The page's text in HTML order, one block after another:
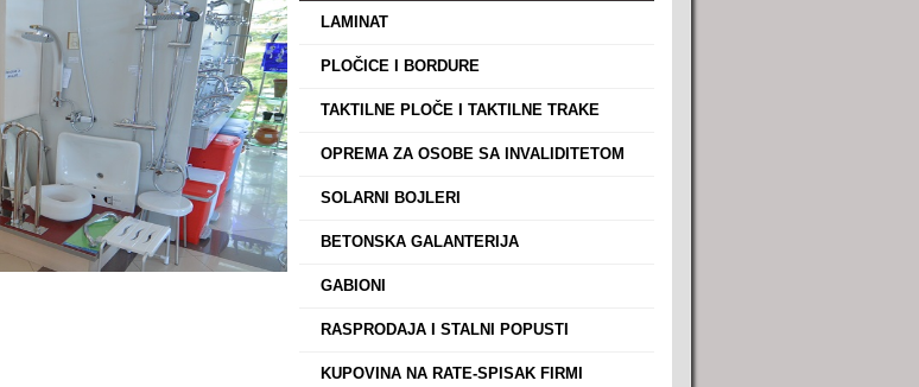
LAMINAT
PLOČICE I BORDURE
TAKTILNE PLOČE I TAKTILNE TRAKE
OPREMA ZA OSOBE SA INVALIDITETOM
SOLARNI BOJLERI
BETONSKA GALANTERIJA
GABIONI
RASPRODAJA I STALNI POPUSTI
KUPOVINA NA RATE-SPISAK FIRMI